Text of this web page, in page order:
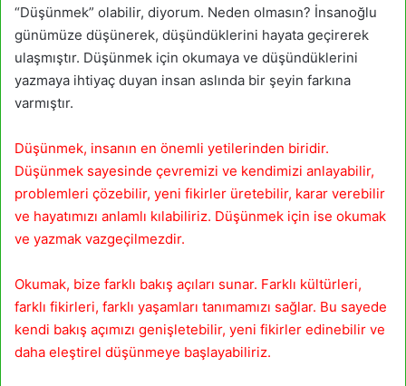
“Düşünmek” olabilir, diyorum. Neden olmasın? İnsanoğlu
günümüze düşünerek, düşündüklerini hayata geçirerek
ulaşmıştır. Düşünmek için okumaya ve düşündüklerini
yazmaya ihtiyaç duyan insan aslında bir şeyin farkına
varmıştır.
Düşünmek, insanın en önemli yetilerinden biridir.
Düşünmek sayesinde çevremizi ve kendimizi anlayabilir,
problemleri çözebilir, yeni fikirler üretebilir, karar verebilir
ve hayatımızı anlamlı kılabiliriz. Düşünmek için ise okumak
ve yazmak vazgeçilmezdir.
Okumak, bize farklı bakış açıları sunar. Farklı kültürleri,
farklı fikirleri, farklı yaşamları tanımamızı sağlar. Bu sayede
kendi bakış açımızı genişletebilir, yeni fikirler edinebilir ve
daha eleştirel düşünmeye başlayabiliriz.